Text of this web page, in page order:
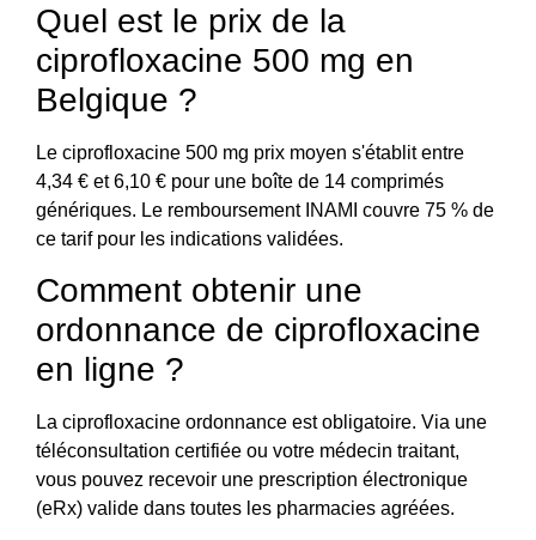
Quel est le prix de la
ciprofloxacine 500 mg en
Belgique ?
Le ciprofloxacine 500 mg prix moyen s'établit entre
4,34 € et 6,10 € pour une boîte de 14 comprimés
génériques. Le remboursement INAMI couvre 75 % de
ce tarif pour les indications validées.
Comment obtenir une
ordonnance de ciprofloxacine
en ligne ?
La ciprofloxacine ordonnance est obligatoire. Via une
téléconsultation certifiée ou votre médecin traitant,
vous pouvez recevoir une prescription électronique
(eRx) valide dans toutes les pharmacies agréées.